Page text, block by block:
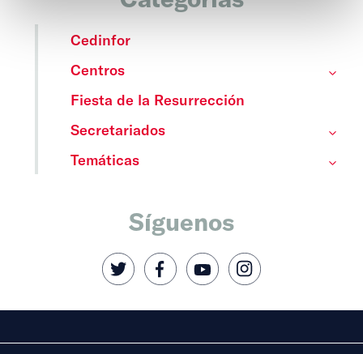
Cedinfor
Centros
Fiesta de la Resurrección
Secretariados
Temáticas
Síguenos